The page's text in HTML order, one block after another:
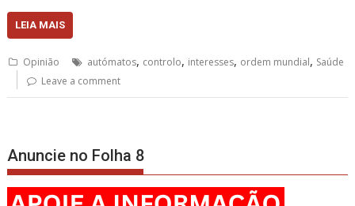
LEIA MAIS
Opinião autómatos, controlo, interesses, ordem mundial, Saúde
Leave a comment
Anuncie no Folha 8